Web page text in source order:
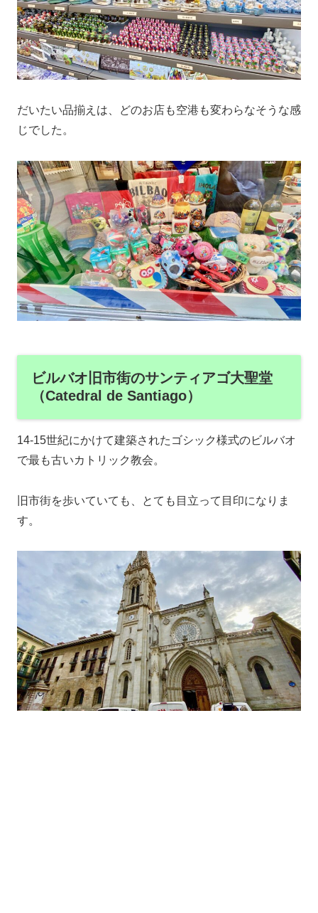
だいたい品揃えは、どのお店も空港も変わらなそうな感
じでした。
ビルバオ旧市街のサンティアゴ大聖堂
（Catedral de Santiago）
14-15世紀にかけて建築されたゴシック様式のビルバオ
で最も古いカトリック教会。
旧市街を歩いていても、とても目立って目印になりま
す。